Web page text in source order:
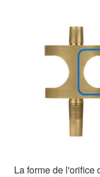
La forme de l'orifice